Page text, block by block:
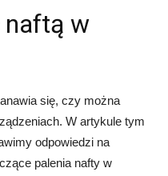
naftą w
się, czy można
W artykule tym
odpowiedzi na
palenia nafty w